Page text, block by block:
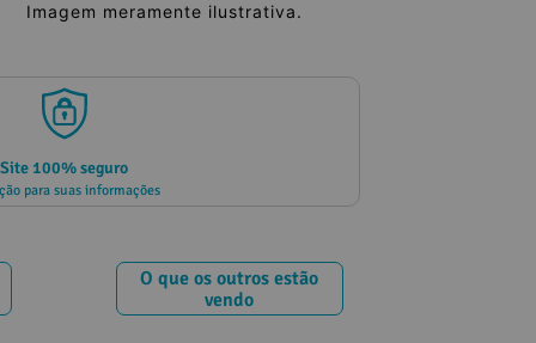
Imagem meramente ilustrativa.
Site 100% seguro
para suas informações
O que os outros estão
vendo